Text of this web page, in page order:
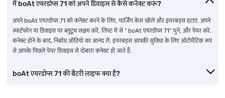
मैं boAt एयरडोप्स 71 को अपने डिवाइस से कैसे कनेक्ट करूं?
अपने boAt एयरडोप्स 71 को कनेक्ट करने के लिए, चार्जिंग केस खोलें और इयरबड्स हटाएं. अपने
स्मार्टफोन या डिवाइस पर ब्लूटूथ सक्षम करें, लिस्ट में से " boAt एयरडोप्स 71" चुनें, और पेयर करें.
कनेक्ट होने के बाद, निर्बाध ऑडियो का आनंद लें. इयरबड्स आपकी सुविधा के लिए ऑटोमैटिक रूप
से आपके पिछले पेयर डिवाइस से दोबारा कनेक्ट हो जाते हैं.
boAt एयरडोप्स 71 की बैटरी लाइफ क्या है?